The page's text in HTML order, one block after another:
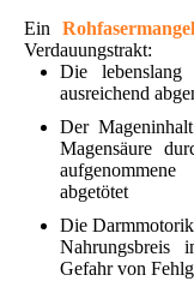
Ein
Verdauungstrakt:
Die lebenslang
ausreichend
Der
Magensäure
abgetötet
Die
Nahrungsbreis
Gefahr von